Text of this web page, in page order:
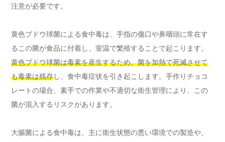
注意が必要です。
黄色ブドウ球菌による食中毒は、手指の傷口や鼻咽頭に常在す
るこの菌が食品に付着し、室温で繁殖することで起こります。
黄色ブドウ球菌は毒素を産生するため、菌を加熱で死滅させて
も毒素は残存し、食中毒症状を引き起こします。手作りチョコ
レートの場合、素手での作業や不適切な衛生管理により、この
菌が混入するリスクがあります。
大腸菌による食中毒は、主に衛生状態の悪い環境での製造や、